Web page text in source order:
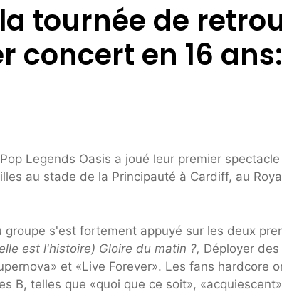
tournée de
concert en 16
Legends Oasis a joué leur premier
au stade de la Principauté à Cardiff, au
s'est fortement appuyé sur les deux
est l'histoire) Gloire du matin ?, Déployer
et «Live Forever». Les fans hardcore
B, telles que «quoi que ce soit»,